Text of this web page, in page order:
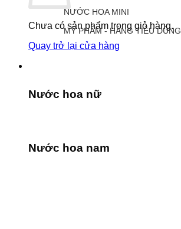
Chưa có sản phẩm trong giỏ hàng.
Quay trở lại cửa hàng
NƯỚC HOA MINI
MỸ PHẨM - HÀNG TIÊU DÙNG
Nước hoa nữ
Nước hoa nam